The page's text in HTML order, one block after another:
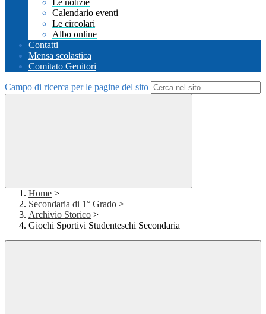
Le notizie
Calendario eventi
Le circolari
Albo online
Contatti
Mensa scolastica
Comitato Genitori
Campo di ricerca per le pagine del sito
Home >
Secondaria di 1° Grado >
Archivio Storico >
Giochi Sportivi Studenteschi Secondaria